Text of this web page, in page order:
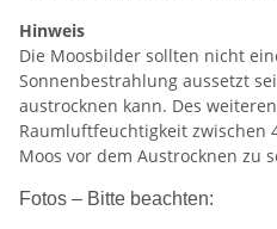
Hinweis
Die Moosbilder sollten nicht
Sonnenbestrahlung aussetzt
austrocknen kann. Des
Raumluftfeuchtigkeit zwischen
Moos vor dem Austrocknen zu
Fotos – Bitte beachten: